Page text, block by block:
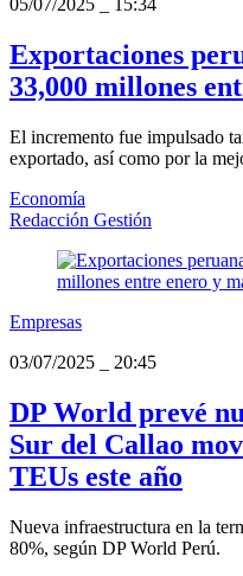
05/07/2025
15:34
Exportaciones
33,000 millones
El incremento fue impulsado
exportado, así como por la
Economía
Redacción Gestión
Empresas
03/07/2025
20:45
DP World prevé
Sur del Callao
TEUs este año
Nueva infraestructura en la
80%, según DP World Perú.